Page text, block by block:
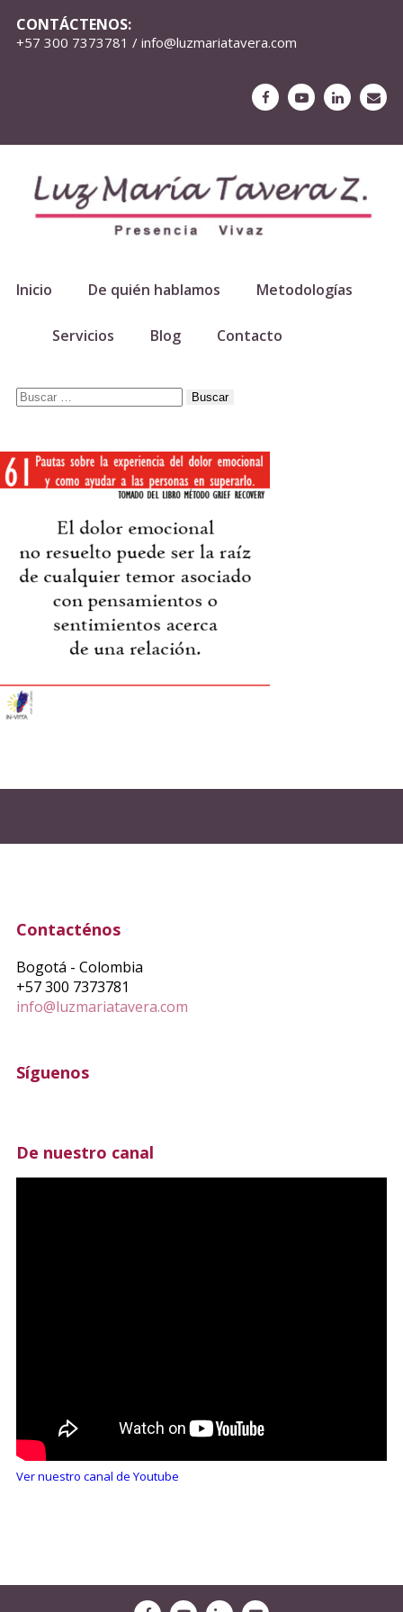
CONTÁCTENOS:
+57 300 7373781 / info@luzmariatavera.com
Inicio De quién hablamos Metodologías
Servicios Blog Contacto
Buscar:
Contacténos
Bogotá - Colombia
+57 300 7373781
info@luzmariatavera.com
Síguenos
De nuestro canal
Ver nuestro canal de Youtube